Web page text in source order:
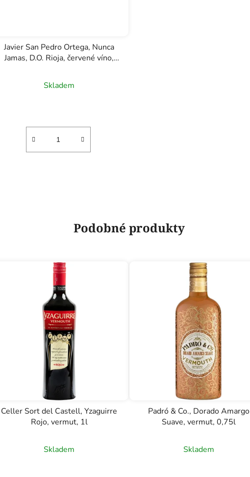
Javier San Pedro Ortega, Nunca
Jamas, D.O. Rioja, červené víno,
Skladem
Podobné produkty
Celler Sort del Castell, Yzaguirre
Rojo, vermut, 1l
Skladem
Padró & Co., Dorado Amargo
Suave, vermut, 0,75l
Skladem